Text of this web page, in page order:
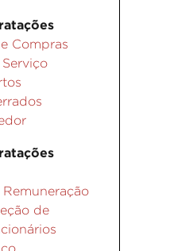
Compras
de